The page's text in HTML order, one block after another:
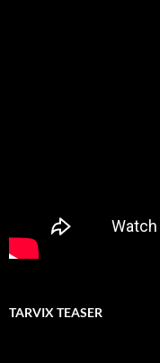
TARVIX TEASER